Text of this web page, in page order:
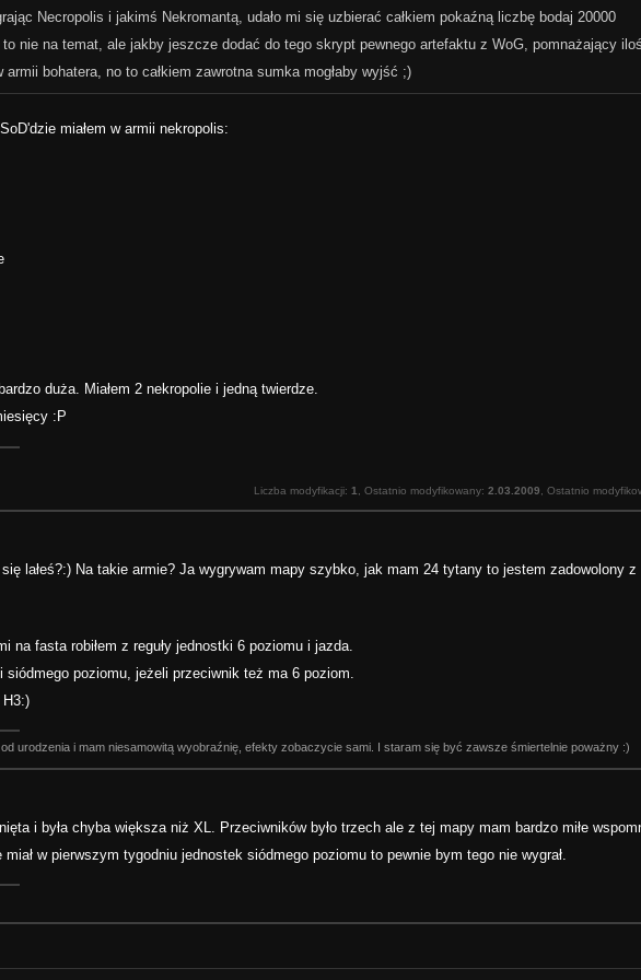
Necropolis i jakimś Nekromantą, udało mi się uzbierać całkiem pokaźną liczbę bodaj 20000
nie na temat, ale jakby jeszcze dodać do tego skrypt pewnego artefaktu z WoG, pomnażający
armii bohatera, no to całkiem zawrotna sumka mogłaby wyjść ;)
miałem w armii nekropolis:
duża. Miałem 2 nekropolie i jedną twierdze.
:P
Liczba modyfikacji:1, Ostatnio modyfikowany:2.03.2009, Ostatnio
lałeś?:) Na takie armie? Ja wygrywam mapy szybko, jak mam 24 tytany to jestem zadowolony
na fasta robiłem z reguły jednostki 6 poziomu i jazda.
siódmego poziomu, jeżeli przeciwnik też ma 6 poziom.
urodzenia i mam niesamowitą wyobraźnię, efekty zobaczycie sami. I staram się być zawsze śmiertelnie poważny :)
i była chyba większa niż XL. Przeciwników było trzech ale z tej mapy mam bardzo miłe
w pierwszym tygodniu jednostek siódmego poziomu to pewnie bym tego nie wygrał.